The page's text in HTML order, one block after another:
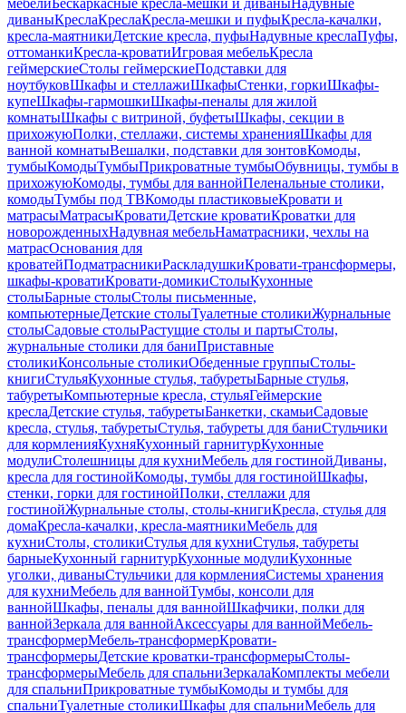
мебелиБескаркасные кресла-мешки и диваныНадувные
диваныКреслаКреслаКресла-мешки и пуфыКресла-качалки,
кресла-маятникиДетские кресла, пуфыНадувные креслаПуфы,
оттоманкиКресла-кроватиИгровая мебельКресла
геймерскиеСтолы геймерскиеПодставки для
ноутбуковШкафы и стеллажиШкафыСтенки, горкиШкафы-
купеШкафы-гармошкиШкафы-пеналы для жилой
комнатыШкафы с витриной, буфетыШкафы, секции в
прихожуюПолки, стеллажи, системы храненияШкафы для
ванной комнатыВешалки, подставки для зонтовКомоды,
тумбыКомодыТумбыПрикроватные тумбыОбувницы, тумбы в
прихожуюКомоды, тумбы для ваннойПеленальные столики,
комодыТумбы под ТВКомоды пластиковыеКровати и
матрасыМатрасыКроватиДетские кроватиКроватки для
новорожденныхНадувная мебельНаматрасники, чехлы на
матрасОснования для
кроватейПодматрасникиРаскладушкиКровати-трансформеры,
шкафы-кроватиКровати-домикиСтолыКухонные
столыБарные столыСтолы письменные,
компьютерныеДетские столыТуалетные столикиЖурнальные
столыСадовые столыРастущие столы и партыСтолы,
журнальные столики для баниПриставные
столикиКонсольные столикиОбеденные группыСтолы-
книгиСтульяКухонные стулья, табуретыБарные стулья,
табуретыКомпьютерные кресла, стульяГеймерские
креслаДетские стулья, табуретыБанкетки, скамьиСадовые
кресла, стулья, табуретыСтулья, табуреты для баниСтульчики
для кормленияКухняКухонный гарнитурКухонные
модулиСтолешницы для кухниМебель для гостинойДиваны,
кресла для гостинойКомоды, тумбы для гостинойШкафы,
стенки, горки для гостинойПолки, стеллажи для
гостинойЖурнальные столы, столы-книгиКресла, стулья для
домаКресла-качалки, кресла-маятникиМебель для
кухниСтолы, столикиСтулья для кухниСтулья, табуреты
барныеКухонный гарнитурКухонные модулиКухонные
уголки, диваныСтульчики для кормленияСистемы хранения
для кухниМебель для ваннойТумбы, консоли для
ваннойШкафы, пеналы для ваннойШкафчики, полки для
ваннойЗеркала для ваннойАксессуары для ваннойМебель-
трансформерМебель-трансформерКровати-
трансформерыДетские кроватки-трансформерыСтолы-
трансформерыМебель для спальниЗеркалаКомплекты мебели
для спальниПрикроватные тумбыКомоды и тумбы для
спальниТуалетные столикиШкафы для спальниМебель для